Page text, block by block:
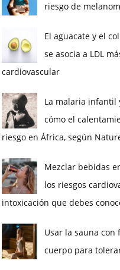
riesgo de
El aguacate y el
se asocia a LDL
cardiovascular
La malaria infantil
cómo el
riesgo en África, según
Mezclar bebidas
los riesgos
intoxicación que debes
Usar la sauna
cuerpo para